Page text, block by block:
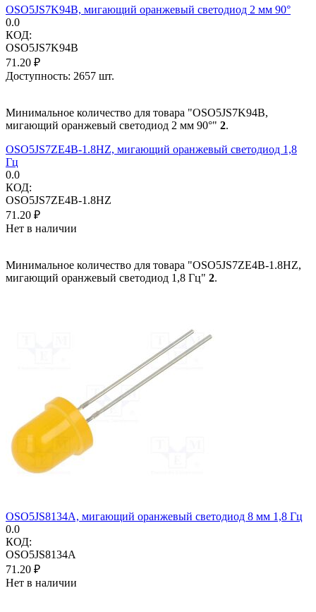
OSO5JS7K94B, мигающий оранжевый светодиод 2 мм 90°
0.0
КОД:
OSO5JS7K94B
71.20 ₽
Доступность: 2657 шт.
Минимальное количество для товара "OSO5JS7K94B,
мигающий оранжевый светодиод 2 мм 90°" 2.
OSO5JS7ZE4B-1.8HZ, мигающий оранжевый светодиод 1,8
Гц
0.0
КОД:
OSO5JS7ZE4B-1.8HZ
71.20 ₽
Нет в наличии
Минимальное количество для товара "OSO5JS7ZE4B-1.8HZ,
мигающий оранжевый светодиод 1,8 Гц" 2.
OSO5JS8134A, мигающий оранжевый светодиод 8 мм 1,8 Гц
0.0
КОД:
OSO5JS8134A
71.20 ₽
Нет в наличии